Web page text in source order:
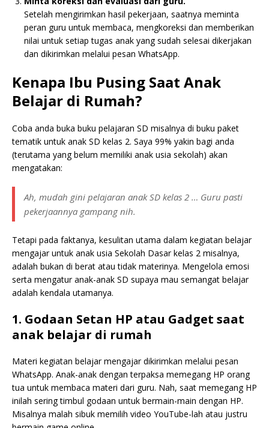
Setelah mengirimkan hasil pekerjaan, saatnya meminta
peran guru untuk membaca, mengkoreksi dan memberikan
nilai untuk setiap tugas anak yang sudah selesai dikerjakan
dan dikirimkan melalui pesan WhatsApp.
Kenapa Ibu Pusing Saat Anak
Belajar di Rumah?
Coba anda buka buku pelajaran SD misalnya di buku paket
tematik untuk anak SD kelas 2. Saya 99% yakin bagi anda
(terutama yang belum memiliki anak usia sekolah) akan
mengatakan:
Ah, mudah gini pelajaran anak SD kelas 2 … Guru pasti
pekerjaannya gampang nih.
Tetapi pada faktanya, kesulitan utama dalam kegiatan belajar
mengajar untuk anak usia Sekolah Dasar kelas 2 misalnya,
adalah bukan di berat atau tidak materinya. Mengelola emosi
serta mengatur anak-anak SD supaya mau semangat belajar
adalah kendala utamanya.
1. Godaan Setan HP atau Gadget saat
anak belajar di rumah
Materi kegiatan belajar mengajar dikirimkan melalui pesan
WhatsApp. Anak-anak dengan terpaksa memegang HP orang
tua untuk membaca materi dari guru. Nah, saat memegang HP
inilah sering timbul godaan untuk bermain-main dengan HP.
Misalnya malah sibuk memilih video YouTube-lah atau justru